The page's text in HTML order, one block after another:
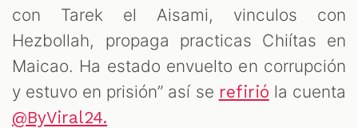
con Tarek el Aisami, vinculos con
Hezbollah, propaga practicas Chiítas en
Maicao. Ha estado envuelto en corrupción
y estuvo en prisión” así se refirió la cuenta
@ByViral24.